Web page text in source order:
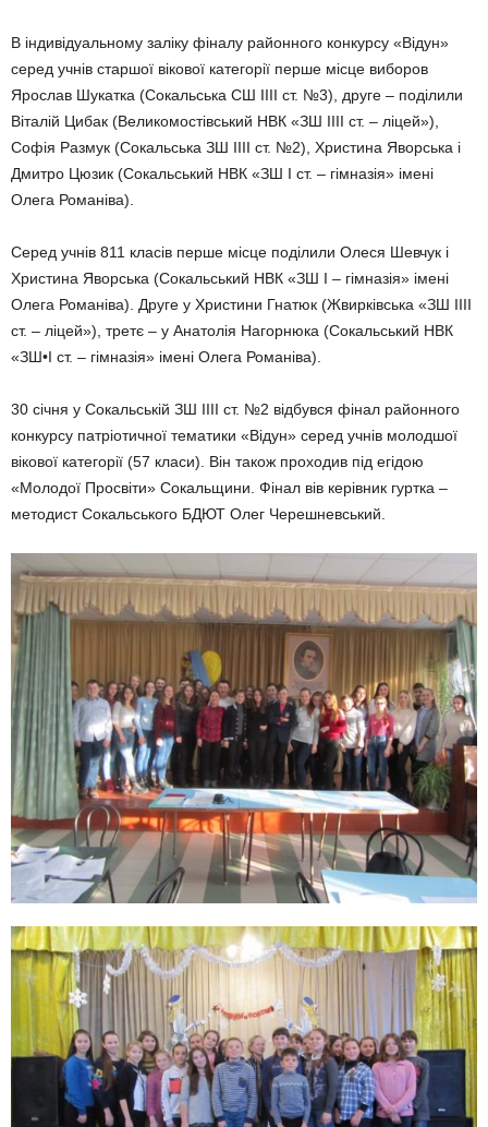
В індивідуальному заліку фіналу районного конкурсу «Відун»
серед учнів старшої вікової категорії перше місце виборов
Ярослав Шукатка (Сокальська СШ ІІІІ ст. №3), друге – поділили
Віталій Цибак (Великомостівський НВК «ЗШ ІІІІ ст. – ліцей»),
Софія Размук (Сокальська ЗШ ІІІІ ст. №2), Христина Яворська і
Дмитро Цюзик (Сокальський НВК «ЗШ І ст. – гімназія» імені
Олега Романіва).
Серед учнів 811 класів перше місце поділили Олеся Шевчук і
Христина Яворська (Сокальський НВК «ЗШ І – гімназія» імені
Олега Романіва). Друге у Христини Гнатюк (Жвирківська «ЗШ ІІІІ
ст. – ліцей»), третє – у Анатолія Нагорнюка (Сокальський НВК
«ЗШ•І ст. – гімназія» імені Олега Романіва).
30 січня у Сокальській ЗШ ІІІІ ст. №2 відбувся фінал районного
конкурсу патріотичної тематики «Відун» серед учнів молодшої
вікової категорії (57 класи). Він також проходив під егідою
«Молодої Просвіти» Сокальщини. Фінал вів керівник гуртка –
методист Сокальського БДЮТ Олег Черешневський.